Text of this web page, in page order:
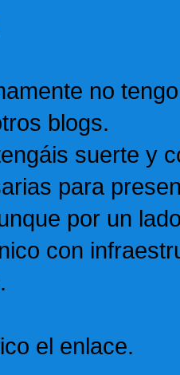
no
blogs.
suerte y
para
por un
con
el enlace.